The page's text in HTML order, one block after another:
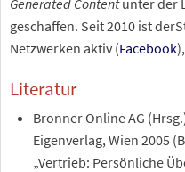
geschaffen. Seit 2010 ist
Netzwerken aktiv (Facebook
Literatur
Bronner Online AG
Eigenverlag, Wien 2005
„Vertrieb: Persönliche